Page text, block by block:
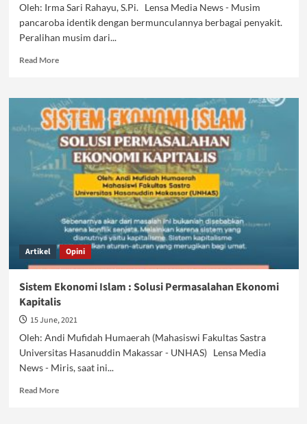
Oleh: Irma Sari Rahayu, S.Pi. Lensa Media News - Musim
pancaroba identik dengan bermunculannya berbagai penyakit.
Peralihan musim dari...
Read MoreRead
DBD
Mengintai,
Warga
Bekasi
Jangan
Lalai
Artikel Opini
Sistem Ekonomi Islam : Solusi Permasalahan Ekonomi
Kapitalis
15 June, 2021
Oleh: Andi Mufidah Humaerah (Mahasiswi Fakultas Sastra
Universitas Hasanuddin Makassar - UNHAS) Lensa Media
News - Miris, saat ini...
Read MoreRead